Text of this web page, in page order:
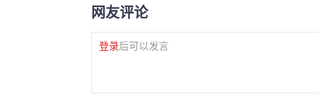
网友评论
登录后可以发言